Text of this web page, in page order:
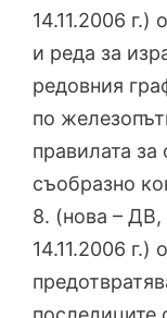
14.11.2006 г.)
и реда за
редовния
по
правилата
съобразно
8. (нова – ДВ,
14.11.2006 г.)